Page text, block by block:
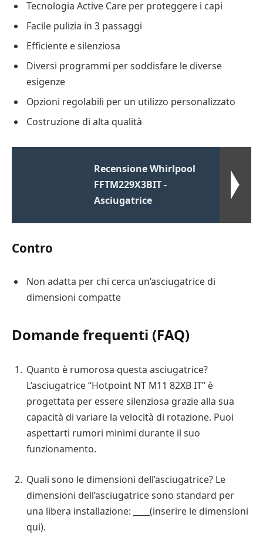
Tecnologia Active Care per proteggere i capi
Facile pulizia in 3 passaggi
Efficiente e silenziosa
Diversi programmi per soddisfare le diverse
esigenze
Opzioni regolabili per un utilizzo personalizzato
Costruzione di alta qualità
Recensione Whirlpool
FFTM229X3BIT -
Asciugatrice
Contro
Non adatta per chi cerca un’asciugatrice di
dimensioni compatte
Domande frequenti (FAQ)
Quanto è rumorosa questa asciugatrice?
L’asciugatrice “Hotpoint NT M11 82XB IT” è
progettata per essere silenziosa grazie alla sua
capacità di variare la velocità di rotazione. Puoi
aspettarti rumori minimi durante il suo
funzionamento.
Quali sono le dimensioni dell’asciugatrice? Le
dimensioni dell’asciugatrice sono standard per
una libera installazione: ____(inserire le dimensioni
qui).